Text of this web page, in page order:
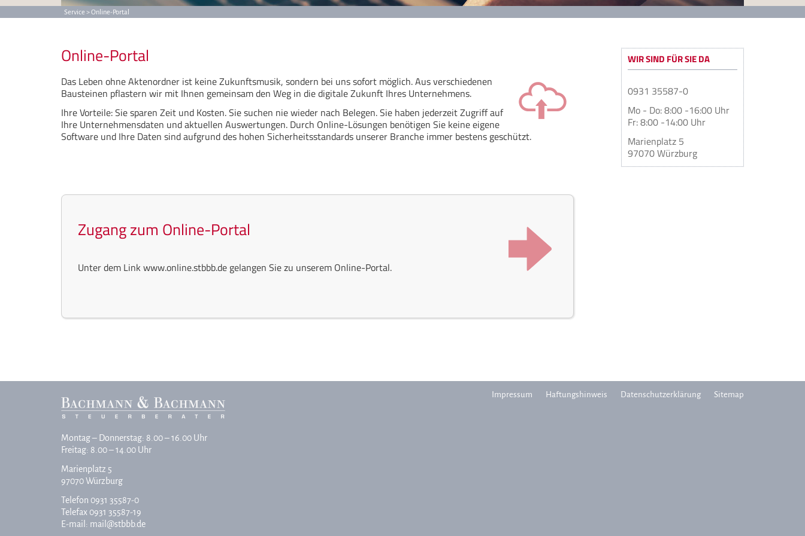
Service >Online-Portal
Online-Portal
Das Leben ohne Aktenordner ist keine Zukunftsmusik, sondern bei uns sofort möglich. Aus verschiedenen
Bausteinen pflastern wir mit Ihnen gemeinsam den Weg in die digitale Zukunft Ihres Unternehmens.
Ihre Vorteile: Sie sparen Zeit und Kosten. Sie suchen nie wieder nach Belegen. Sie haben jederzeit Zugriff auf
Ihre Unternehmensdaten und aktuellen Auswertungen. Durch Online-Lösungen benötigen Sie keine eigene
Software und Ihre Daten sind aufgrund des hohen Sicherheitsstandards unserer Branche immer bestens geschützt.
Zugang zum Online-Portal
Unter dem Link www.online.stbbb.de gelangen Sie zu unserem Online-Portal.
WIR SIND FÜR SIE DA
0931 35587-0
Mo - Do: 8:00 -16:00 Uhr
Fr: 8:00 -14:00 Uhr
Marienplatz 5
97070 Würzburg
Montag – Donnerstag: 8.00 – 16.00 Uhr
Freitag: 8.00 – 14.00 Uhr
Marienplatz 5
97070 Würzburg
Telefon 0931 35587-0
Telefax 0931 35587-19
E-mail: mail@stbbb.de
Navigation
Impressum Haftungshinweis Datenschutzerklärung Sitemap